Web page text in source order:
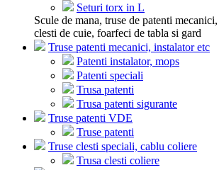
Seturi torx in L
Scule de mana, truse de patenti
clesti de cuie, foarfeci de tabla si gard
Truse patenti mecanici, instalator etc
Patenti instalator, mops
Patenti speciali
Trusa patenti
Trusa patenti sigurante
Truse patenti VDE
Truse patenti
Truse clesti speciali, cablu coliere
Trusa clesti coliere